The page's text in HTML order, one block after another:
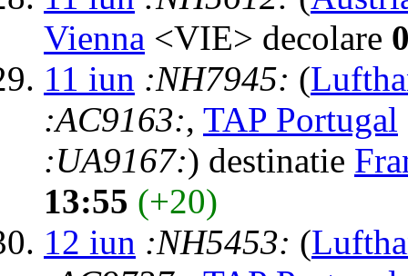
Vienna <VIE> decolare
11 iun :NH7945: (
:AC9163:, TAP Portugal
:UA9167:) destinatie
13:55 (+20)
12 iun :NH5453: (